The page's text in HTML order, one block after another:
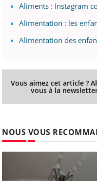
Aliments : Instagram
Alimentation : les
Alimentation des
Vous aimez cet article ?
vous à la
NOUS VOUS